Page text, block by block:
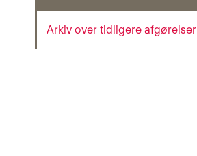
Arkiv over tidligere afgørelser